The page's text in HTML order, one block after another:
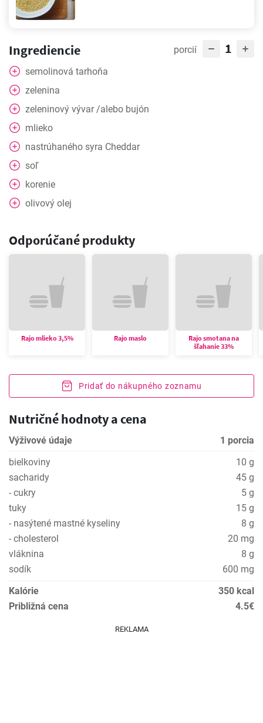
Ingrediencie porcií 1
semolinová tarhoňa
zelenina
zeleninový vývar /alebo bujón
mlieko
nastrúhaného syra Cheddar
soľ
korenie
olivový olej
Odporúčané produkty
Rajo mlieko 3,5% Rajo maslo
Rajo smotana na
šľahanie 33%
Pridať do nákupného zoznamu
Nutričné hodnoty a cena
Výživové údaje
1 porcia
bielkoviny
10 g
sacharidy
45 g
- cukry
5 g
tuky
15 g
- nasýtené mastné kyseliny
8 g
- cholesterol
20 mg
vláknina
8 g
sodík
600 mg
Kalórie
350 kcal
Približná cena
4.5€
REKLAMA